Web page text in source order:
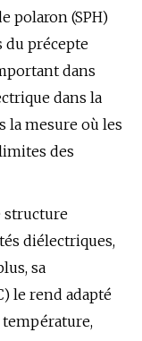
polaron (SPH)
du précepte
dans
dans la
la mesure où les
des
structure
diélectriques,
sa
le rend adapté
température,